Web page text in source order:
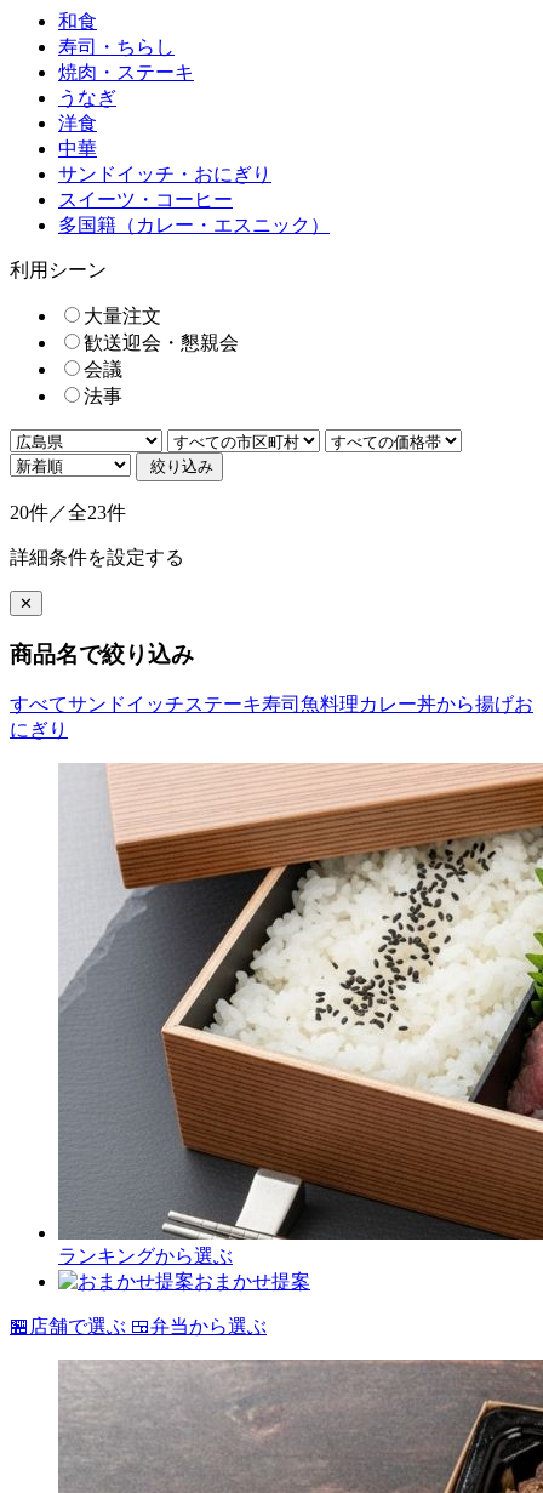
和食
寿司・ちらし
焼肉・ステーキ
うなぎ
洋食
中華
サンドイッチ・おにぎり
スイーツ・コーヒー
多国籍（カレー・エスニック）
利用シーン
大量注文
歓送迎会・懇親会
会議
法事
絞り込み
20件／全23件
詳細条件を設定する
✕
商品名で絞り込み
すべてサンドイッチステーキ寿司 魚料理カレー丼から揚げお
にぎり
ランキングから選ぶ
おまかせ提案
🏪 店舗で選ぶ 🍱弁当から選ぶ